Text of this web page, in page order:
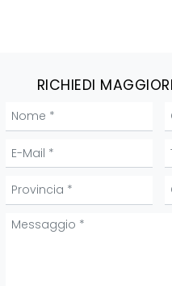
RICHIEDI